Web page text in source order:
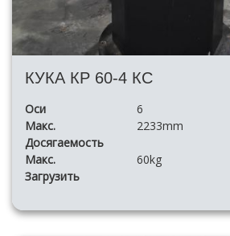
КУКА КР 60-4 КС
Оси
6
Макс.
Досягаемость
2233mm
Макс.
Загрузить
60kg